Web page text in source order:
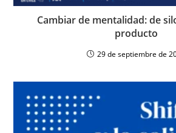
Cambiar de mentalidad: de
producto
29 de septiembre de